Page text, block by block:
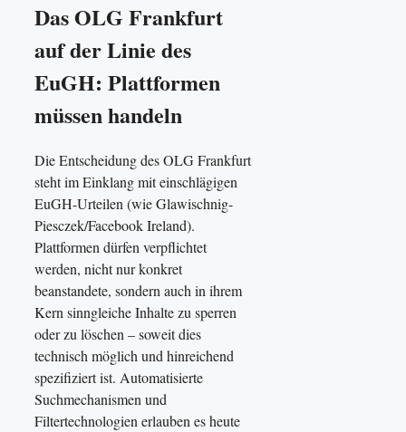
Das OLG Frankfurt
auf der Linie des
EuGH: Plattformen
müssen handeln
Die Entscheidung des OLG Frankfurt
steht im Einklang mit einschlägigen
EuGH-Urteilen (wie Glawischnig-
Piesczek/Facebook Ireland).
Plattformen dürfen verpflichtet
werden, nicht nur konkret
beanstandete, sondern auch in ihrem
Kern sinngleiche Inhalte zu sperren
oder zu löschen – soweit dies
technisch möglich und hinreichend
spezifiziert ist. Automatisierte
Suchmechanismen und
Filtertechnologien erlauben es heute